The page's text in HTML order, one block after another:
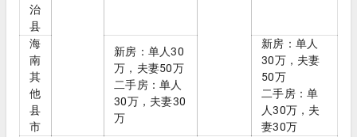
治
县
海
南
其
他
县
市
新房：单人30
万，夫妻50万
二手房：单人
30万，夫妻30
万
新房：单人
30万，夫妻
50万
二手房：单
人30万，夫
妻30万